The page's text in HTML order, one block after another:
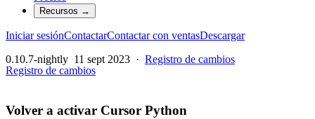
Recursos →
Iniciar sesiónContactarContactar con ventasDescargar
0.10.7-nightly 11 sept 2023 · Registro de cambios
Registro de cambios
Volver a activar Cursor Python